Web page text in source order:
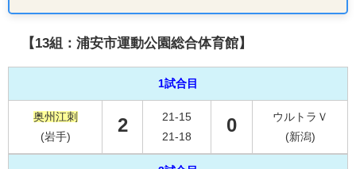
【13組：浦安市運動公園総合体育館】
1試合目
奥州江刺
(岩手)
2
21-15
21-18
0
ウルトラＶ
(新潟)